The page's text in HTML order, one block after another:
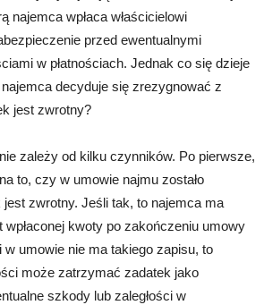
najemca wpłaca właścicielowi
przed ewentualnymi
w płatnościach. Jednak co się dzieje
decyduje się zrezygnować z
jest zwrotny?
zależy od kilku czynników. Po pierwsze,
to, czy w umowie najmu zostało
zwrotny. Jeśli tak, to najemca ma
kwoty po zakończeniu umowy
w umowie nie ma takiego zapisu, to
może zatrzymać zadatek jako
szkody lub zaległości w